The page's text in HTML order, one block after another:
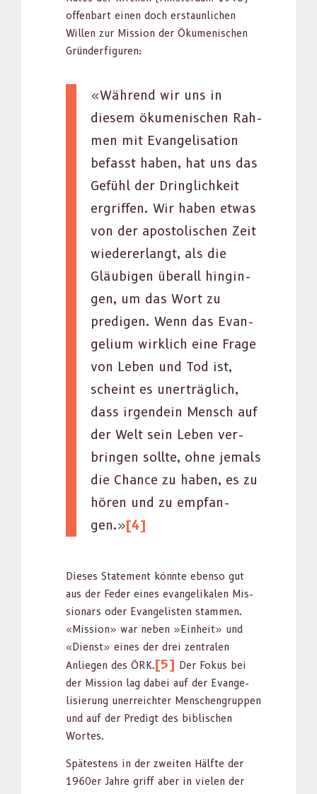
offen­bart einen doch erstaunlichen
Willen zur Mis­sion der Öku­menis­chen
Grün­der­fig­uren:
«Während wir uns in
diesem öku­menis­chen Rah­
men mit Evan­ge­li­sa­tion
befasst haben, hat uns das
Gefühl der Dringlichkeit
ergrif­f­en. Wir haben etwas
von der apos­tolis­chen Zeit
wieder­erlangt, als die
Gläu­bi­gen über­all hingin­
gen, um das Wort zu
predi­gen. Wenn das Evan­
geli­um wirk­lich eine Frage
von Leben und Tod ist,
scheint es unerträglich,
dass irgen­dein Men­sch auf
der Welt sein Leben ver­
brin­gen sollte, ohne jemals
die Chance zu haben, es zu
hören und zu emp­fan­
gen.»[4]
Dieses State­ment kön­nte eben­so gut
aus der Fed­er eines evan­ge­likalen Mis­
sion­ars oder Evan­ge­lis­ten stam­men.
«Mis­sion» war neben »Ein­heit» und
«Dienst» eines der drei zen­tralen
Anliegen des ÖRK.[5] Der Fokus bei
der Mis­sion lag dabei auf der Evan­ge­
lisierung unerr­e­ichter Men­schen­grup­pen
und auf der Predigt des bib­lis­chen
Wortes.
Spätestens in der zweit­en Hälfte der
1960er Jahre griff aber in vie­len der